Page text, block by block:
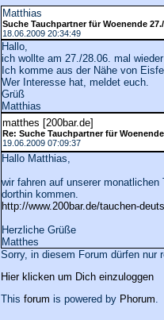
Matthias
Suche Tauchpartner für Woenende
18.06.2009 20:34:49
Hallo,
ich wollte am 27./28.06. mal
Ich komme aus der Nähe von
Wer Interesse hat, meldet euch.
Grüß
Matthias
matthes [200bar.de]
Re: Suche Tauchpartner für Woenende
19.06.2009 07:09:37
Hallo Matthias,
wir fahren auf unserer
dorthin kommen.
http://www.200bar.de/tauchen-
Herzliche Grüße
Matthes
Sorry, in diesem Forum dürfen nur
Hier klicken um Dich einzuloggen
This forum is powered by Phorum.